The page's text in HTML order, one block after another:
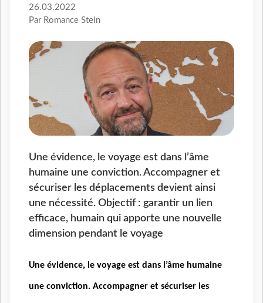
26.03.2022
Par Romance Stein
Une évidence, le voyage est dans l’âme
humaine une conviction. Accompagner et
sécuriser les déplacements devient ainsi
une nécessité. Objectif : garantir un lien
efficace, humain qui apporte une nouvelle
dimension pendant le voyage
Une évidence, le voyage est dans l’âme humaine
une conviction. Accompagner et sécuriser les